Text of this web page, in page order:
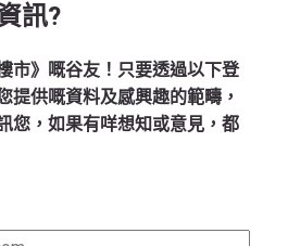
訊?
市》嘅谷友！只要透過以下登
提供嘅資料及感興趣的範疇，
您，如果有咩想知或意見，都